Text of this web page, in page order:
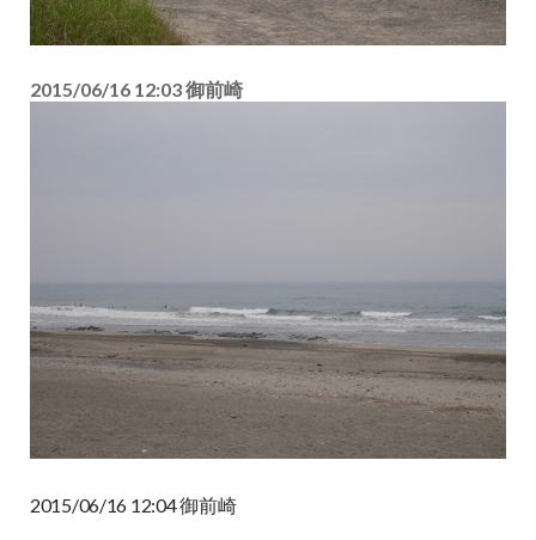
2015/06/16 12:03 御前崎
2015/06/16 12:04 御前崎